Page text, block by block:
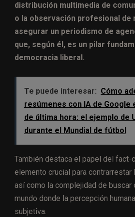
distribución multimedia de
o la observación profesional de
asegurar un periodismo de
que, según él, es un pilar
democracia liberal.
Te puede interesar: Cómo
resúmenes con IA de Google
de última hora: el ejemplo de
durante el Mundial de fútbol
También destaca el papel del fact-
elemento crucial para contrarrestar
así como la complejidad de buscar
mundo donde la percepción
subjetiva.